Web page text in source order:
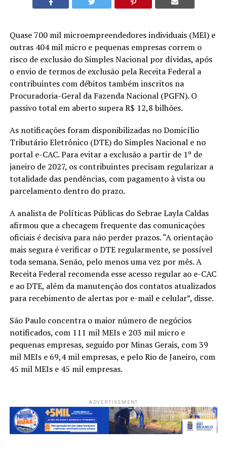
Quase 700 mil microempreendedores individuais (MEI) e
outras 404 mil micro e pequenas empresas correm o
risco de exclusão do Simples Nacional por dívidas, após
o envio de termos de exclusão pela Receita Federal a
contribuintes com débitos também inscritos na
Procuradoria-Geral da Fazenda Nacional (PGFN). O
passivo total em aberto supera R$ 12,8 bilhões.
As notificações foram disponibilizadas no Domicílio
Tributário Eletrônico (DTE) do Simples Nacional e no
portal e-CAC. Para evitar a exclusão a partir de 1º de
janeiro de 2027, os contribuintes precisam regularizar a
totalidade das pendências, com pagamento à vista ou
parcelamento dentro do prazo.
A analista de Políticas Públicas do Sebrae Layla Caldas
afirmou que a checagem frequente das comunicações
oficiais é decisiva para não perder prazos. “A orientação
mais segura é verificar o DTE regularmente, se possível
toda semana. Senão, pelo menos uma vez por mês. A
Receita Federal recomenda esse acesso regular ao e-CAC
e ao DTE, além da manutenção dos contatos atualizados
para recebimento de alertas por e-mail e celular”, disse.
São Paulo concentra o maior número de negócios
notificados, com 111 mil MEIs e 203 mil micro e
pequenas empresas, seguido por Minas Gerais, com 39
mil MEIs e 69,4 mil empresas, e pelo Rio de Janeiro, com
45 mil MEIs e 45 mil empresas.
ADVERTISEMENT